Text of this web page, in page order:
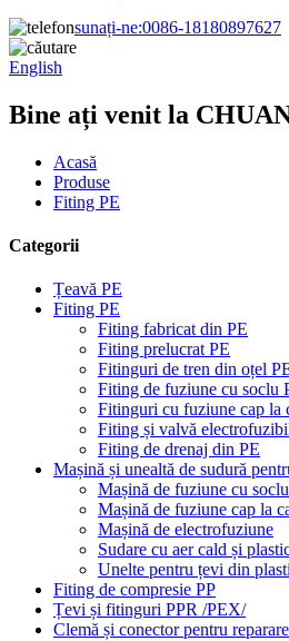
sunați-ne:0086-18180897627
English
Bine ați venit la
Acasă
Produse
Fiting PE
Categorii
Țeavă PE
Fiting PE
Fiting fabricat din PE
Fiting prelucrat PE
Fitinguri de tren din oțel
Fiting de fuziune cu soclu
Fitinguri cu fuziune cap la
Fiting și valvă
Fiting de drenaj din PE
Mașină și unealtă de sudură
Mașină de fuziune cu soclu
Mașină de fuziune cap la
Mașină de electrofuziune
Sudare cu aer cald și
Unelte pentru țevi din
Fiting de compresie PP
Țevi și fitinguri PPR /PEX/
Clemă și conector pentru